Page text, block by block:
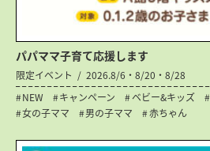
パパママ子育て応援します
限定イベント
2026.8/6・8/20・8/28
NEW
キャンペーン ベビー&キッズ
女の子ママ
男の子ママ 赤ちゃん